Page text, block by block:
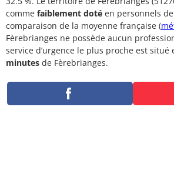
comme faiblement doté en personnels
comparaison de la moyenne française (
Fèrebrianges ne possède aucun
service d’urgence le plus proche est situé
minutes de Fèrebrianges.